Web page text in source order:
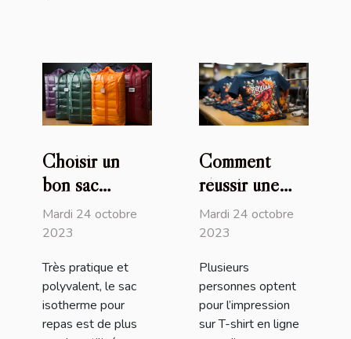
Choisir un
bon sac
isotherme :
comment s’y
prendre ?
Mardi 24 octobre
2023
Très pratique et
polyvalent, le sac
isotherme pour
repas est de plus
Comment
réussir une
impression sur
T-shirt en
Mardi 24 octobre
2023
Plusieurs
personnes optent
pour l’impression
sur T-shirt en ligne